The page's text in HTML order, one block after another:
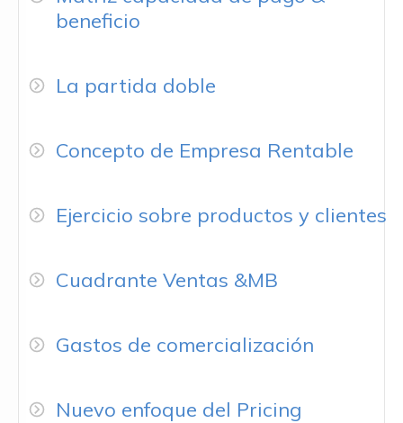
beneficio
La partida doble
Concepto de Empresa Rentable
Ejercicio sobre productos y clientes
Cuadrante Ventas &MB
Gastos de comercialización
Nuevo enfoque del Pricing